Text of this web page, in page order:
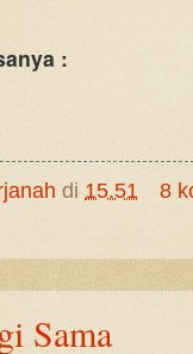
:
di 15.51
8
Sama